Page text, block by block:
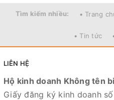
Tìm kiếm nhiều: • Trang
• Tin tức
LIÊN HỆ
Hộ kinh doanh Không tên
Giấy đăng ký kinh doanh